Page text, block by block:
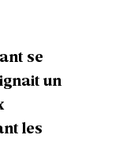
se
un
les